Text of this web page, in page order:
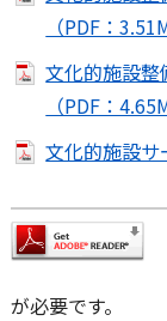
（PDF：
文化的施設
（PDF：
文化的施設サ
が必要です。